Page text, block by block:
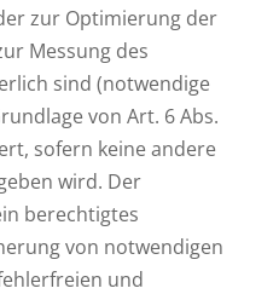
zur Optimierung der
Messung des
sind (notwendige
von Art. 6 Abs.
sofern keine andere
wird. Der
berechtigtes
von notwendigen
und